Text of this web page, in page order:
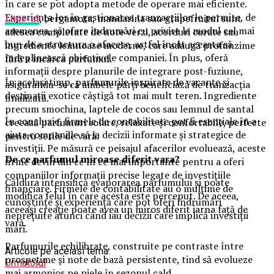
în care se pot adopta metode de operare mai eficiente.
Experiența lor în gestionarea tranzacțiilor le permite, de
asemenea, să ofere îndrumări cu privire la modul cel mai
bun de a structura o afacere, astfel încât aceasta să
îndeplinească obiectivele companiei. În plus, oferă
informații despre planurile de integrare post-fuziune,
asigurându-se că ambele părți beneficiază de tranzacția
finalizată.
În concluzie, firmele de contabilitate pot fi esențiale în a
ajuta companiile să ia decizii informate și strategice de
investiții. Pe măsură ce peisajul afacerilor evoluează, aceste
firme devin din ce în ce mai importante pentru a oferi
companiilor informații precise legate de investițiile
financiare. Firmele de contabilitate au o mulțime de
cunoștințe și experiență care pot oferi îndrumări
neprețuite atunci când iau decizii care implică investiții
mari.
Articole pe aceiasi tema:
Urmatorul
Lime-ul, bergamota, mandarina sau grapefruitul sunt
adesea completate de note verzi, acorduri curate sau
ingrediente lemnoase moderne, care adaugă profunzime
fără a încărca parfumul.
În același timp, parfumurile inspirate de vacanțe și
destinații exotice câștigă tot mai mult teren. Ingrediente
precum smochina, laptele de cocos sau lemnul de santal
creează parfumuri solare, relaxate și confortabile, perfecte
pentru serile de vară.
De ce parfumul miroase diferit vara?
Căldura intensifică evaporarea parfumului și poate
modifica felul în care acesta este perceput. De aceea,
aceeași creație poate avea un miros diferit iarna față de
vară.
Parfumurile echilibrate, construite pe contraste între
prospețime și note de bază persistente, tind să evolueze